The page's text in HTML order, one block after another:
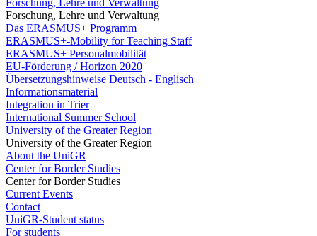
Forschung, Lehre und Verwaltung
Forschung, Lehre und Verwaltung
Das ERASMUS+ Programm
ERASMUS+-Mobility for Teaching Staff
ERASMUS+ Personalmobilität
EU-Förderung / Horizon 2020
Übersetzungshinweise Deutsch - Englisch
Informationsmaterial
Integration in Trier
International Summer School
University of the Greater Region
University of the Greater Region
About the UniGR
Center for Border Studies
Center for Border Studies
Current Events
Contact
UniGR-Student status
For students